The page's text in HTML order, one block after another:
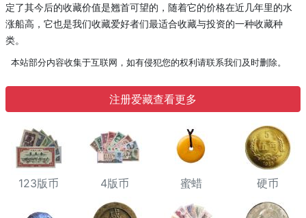
定了其今后的收藏价值是翘首可望的，随着它的价格在近几年里的水
涨船高，它也是我们收藏爱好者们最适合收藏与投资的一种收藏种
类。
本站部分内容收集于互联网，如有侵犯您的权利请联系我们及时删除。
注册爱藏查看更多
123版币 4版币 蜜蜡 硬币